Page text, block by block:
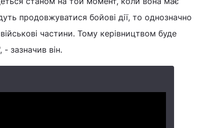
продовжуватися бойові дії, то однозначно
частини. Тому керівництвом буде
- зазначив він.